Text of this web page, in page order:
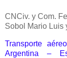
CNCiv. y Com.
Sobol Mario Luis
Transporte
Argentina –